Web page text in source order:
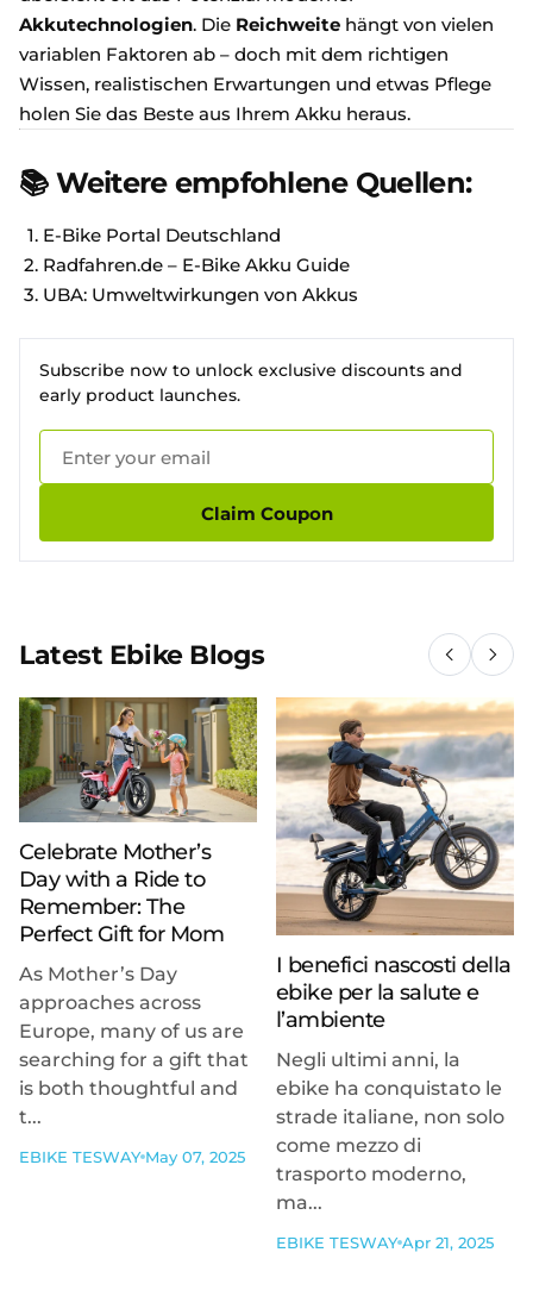
Akkutechnologien. Die Reichweite hängt von vielen
variablen Faktoren ab – doch mit dem richtigen
Wissen, realistischen Erwartungen und etwas Pflege
holen Sie das Beste aus Ihrem Akku heraus.
📚 Weitere empfohlene Quellen:
E-Bike Portal Deutschland
Radfahren.de – E-Bike Akku Guide
UBA: Umweltwirkungen von Akkus
Subscribe now to unlock exclusive discounts and
early product launches.
Claim Coupon
Latest Ebike Blogs
Celebrate Mother’s
Day with a Ride to
Remember: The
Perfect Gift for Mom
As Mother’s Day
approaches across
Europe, many of us are
searching for a gift that
is both thoughtful and
t...
EBIKE TESWAY May 07, 2025
I benefici nascosti della
ebike per la salute e
l’ambiente
Negli ultimi anni, la
ebike ha conquistato le
strade italiane, non solo
come mezzo di
trasporto moderno,
ma...
EBIKE TESWAY Apr 21, 2025